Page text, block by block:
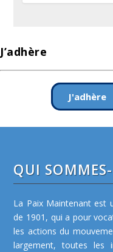
J’adhère
J'adhère
QUI
La Paix Maintenant est
de 1901, qui a pour
les actions du
largement, toutes les